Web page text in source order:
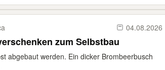
04.08.2026
zum Selbstbau
abgebaut werden. Ein dicker Brombeerbusch